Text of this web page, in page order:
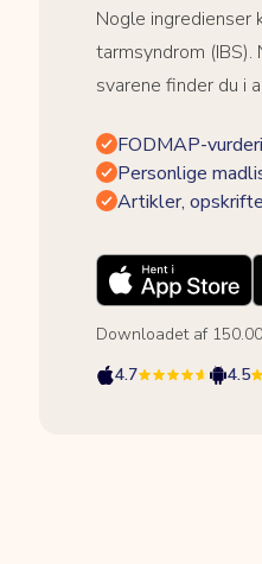
Nogle ingredienser
tarmsyndrom
svarene finder du i
FODMAP-
Personlige
Artikler,
Downloadet af
4.7
4.5